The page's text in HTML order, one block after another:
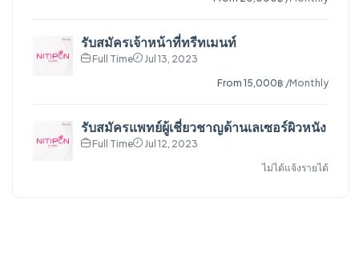
รับสมัครเจ้าหน้าที่ทรีทเมนท์
Full Time
Jul 13, 2023
From 15,000฿ /Monthly
รับสมัครแพทย์ผู้เชี่ยวชาญด้านเลเซอร์ผิวหนัง
Full Time
Jul 12, 2023
ไม่ได้แจ้งรายได้